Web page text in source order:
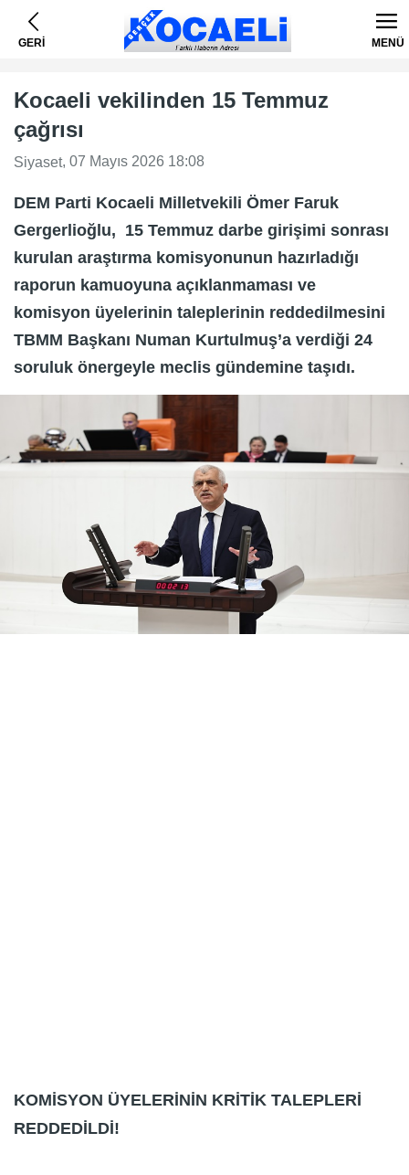
GERİ MENÜ
Kocaeli vekilinden 15 Temmuz
çağrısı
Siyaset, 07 Mayıs 2026 18:08
DEM Parti Kocaeli Milletvekili Ömer Faruk
Gergerlioğlu, 15 Temmuz darbe girişimi sonrası
kurulan araştırma komisyonunun hazırladığı
raporun kamuoyuna açıklanmaması ve
komisyon üyelerinin taleplerinin reddedilmesini
TBMM Başkanı Numan Kurtulmuş’a verdiği 24
soruluk önergeyle meclis gündemine taşıdı.
KOMİSYON ÜYELERİNİN KRİTİK TALEPLERİ
REDDEDİLDİ!